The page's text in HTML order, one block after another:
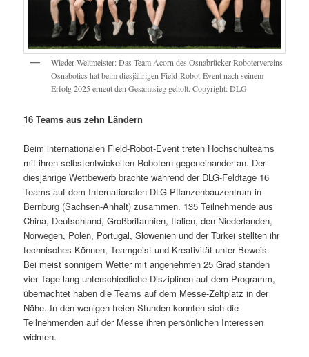
Wieder Weltmeister: Das Team Acorn des Osnabrücker Robotervereins
Osnabotics hat beim diesjährigen Field-Robot-Event nach seinem
Erfolg 2025 erneut den Gesamtsieg geholt. Copyright: DLG
16 Teams aus zehn Ländern
Beim internationalen Field-Robot-Event treten Hochschulteams
mit ihren selbstentwickelten Robotern gegeneinander an. Der
diesjährige Wettbewerb brachte während der DLG-Feldtage 16
Teams auf dem Internationalen DLG-Pflanzenbauzentrum in
Bernburg (Sachsen-Anhalt) zusammen. 135 Teilnehmende aus
China, Deutschland, Großbritannien, Italien, den Niederlanden,
Norwegen, Polen, Portugal, Slowenien und der Türkei stellten ihr
technisches Können, Teamgeist und Kreativität unter Beweis.
Bei meist sonnigem Wetter mit angenehmen 25 Grad standen
vier Tage lang unterschiedliche Disziplinen auf dem Programm,
übernachtet haben die Teams auf dem Messe-Zeltplatz in der
Nähe. In den wenigen freien Stunden konnten sich die
Teilnehmenden auf der Messe ihren persönlichen Interessen
widmen.